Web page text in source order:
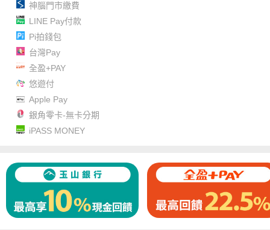
神腦門市繳費
LINE Pay付款
Pi拍錢包
台灣Pay
全盈+PAY
悠遊付
Apple Pay
銀角零卡-無卡分期
iPASS MONEY